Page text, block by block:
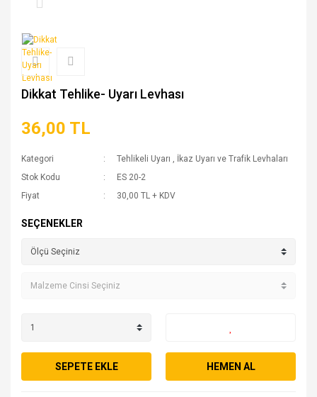
Dikkat Tehlike- Uyarı Levhası
36,00 TL
Kategori Tehlikeli Uyarı , İkaz Uyarı ve Trafik Levhaları
Stok Kodu
ES 20-2
Fiyat
30,00 TL + KDV
SEÇENEKLER
SEPETE EKLE HEMEN AL